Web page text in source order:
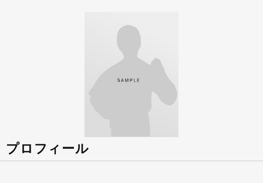
プロフィール